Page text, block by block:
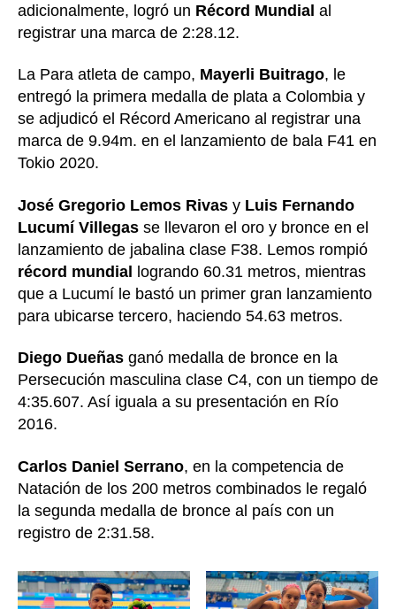
adicionalmente, logró un Récord Mundial al
registrar una marca de 2:28.12.
La Para atleta de campo, Mayerli Buitrago, le
entregó la primera medalla de plata a Colombia y
se adjudicó el Récord Americano al registrar una
marca de 9.94m. en el lanzamiento de bala F41 en
Tokio 2020.
José Gregorio Lemos Rivas y Luis Fernando
Lucumí Villegas se llevaron el oro y bronce en el
lanzamiento de jabalina clase F38. Lemos rompió
récord mundial logrando 60.31 metros, mientras
que a Lucumí le bastó un primer gran lanzamiento
para ubicarse tercero, haciendo 54.63 metros.
Diego Dueñas ganó medalla de bronce en la
Persecución masculina clase C4, con un tiempo de
4:35.607. Así iguala a su presentación en Río
2016.
Carlos Daniel Serrano, en la competencia de
Natación de los 200 metros combinados le regaló
la segunda medalla de bronce al país con un
registro de 2:31.58.